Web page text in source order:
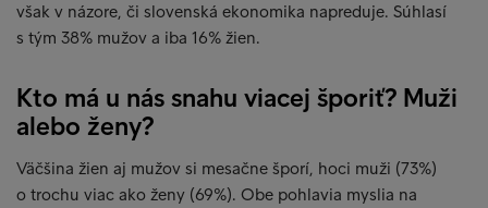
však v názore, či slovenská ekonomika napreduje. Súhlasí
s tým 38% mužov a iba 16% žien.
Kto má u nás snahu viacej šporiť? Muži
alebo ženy?
Väčšina žien aj mužov si mesačne šporí, hoci muži (73%)
o trochu viac ako ženy (69%). Obe pohlavia myslia na